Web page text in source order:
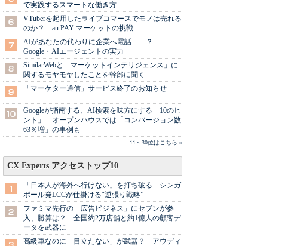
で実践するスマートな働き方
VTuberを起用したライブコマースでモノは売れる
のか？ au PAY マーケットの挑戦
AIがあなたの代わりに企業へ電話……？
Google・AIエージェントの実力
SimilarWebと「マーケットインテリジェンス」に
関するモヤモヤしたことを幹部に聞く
「マーケター通信」サービス終了のお知らせ
Googleが指南する、AI検索を味方にする「10のヒ
ント」 オープンハウスでは「コンバージョン数
63％増」の事例も
11～30位はこちら »
CX Experts アクセストップ10
「日本人が海外へ行けない」を打ち破る シンガ
ポール発LCCが仕掛ける“逆張り戦略”
ファミマ先行の「広告ビジネス」にセブンが参
入、勝算は？ 全国約2万店舗と約1億人の顧客デ
ータを武器に
高級車なのに「目立たない」が武器？ アウディ